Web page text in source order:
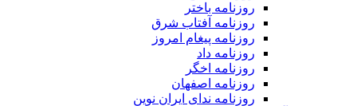
روزنامه باختر
روزنامه آفتاب شرق
روزنامه پیغام امروز
روزنامه داد
روزنامه اخگر
روزنامه اصفهان
روزنامه ندای ایران نوین